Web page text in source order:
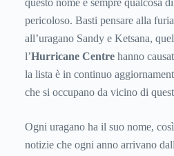
questo nome è sempre qualcosa
pericoloso. Basti pensare alla
all’uragano Sandy e Ketsana,
l’Hurricane Centre hanno
la lista è in continuo
che si occupano da vicino di
Ogni uragano ha il suo nome,
notizie che ogni anno arrivano